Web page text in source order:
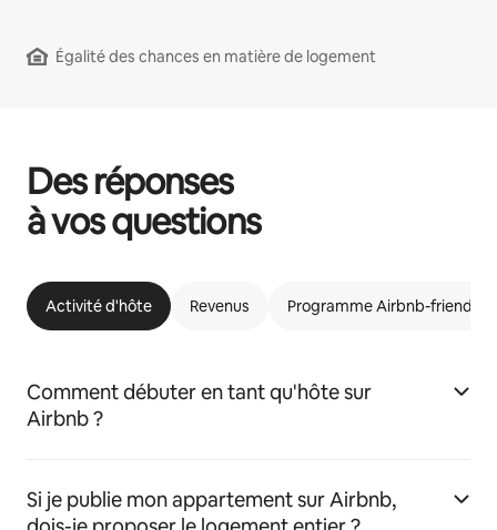
Égalité des chances en matière de logement
Des réponses
à vos questions
Activité d'hôte Revenus Programme Airbnb-friendly
Comment débuter en tant qu'hôte sur
Airbnb ?
Si je publie mon appartement sur Airbnb,